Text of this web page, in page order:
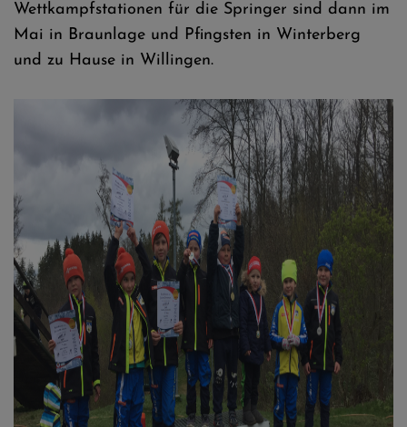
Wettkampfstationen für die Springer sind dann im
Mai in Braunlage und Pfingsten in Winterberg
und zu Hause in Willingen.